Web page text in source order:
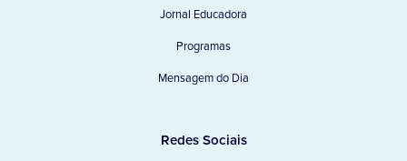
Jornal Educadora
Programas
Mensagem do Dia
Redes Sociais